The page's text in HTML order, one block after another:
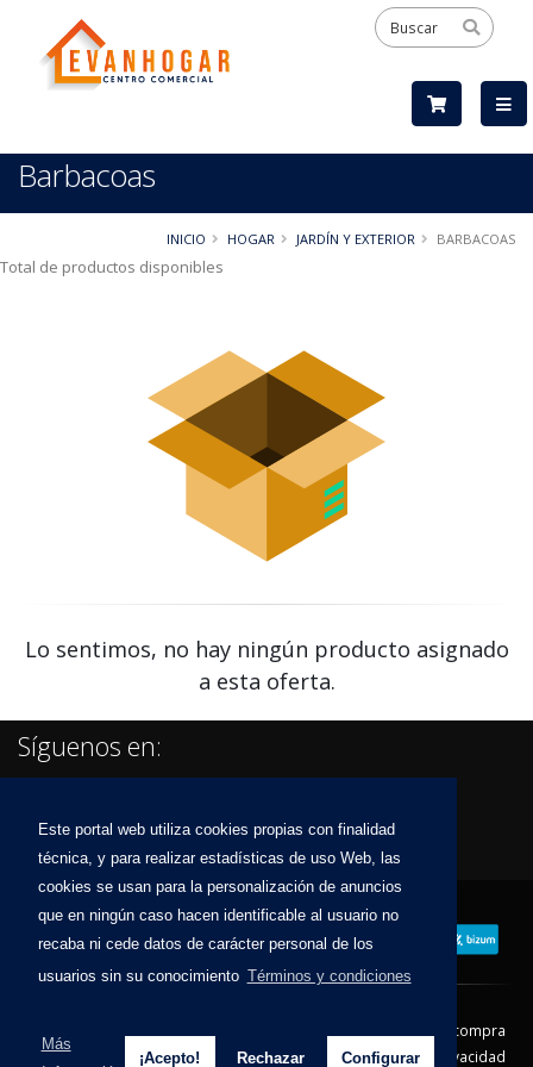
Este portal web utiliza cookies propias con finalidad
técnica, y para realizar estadísticas de uso Web, las
cookies se usan para la personalización de anuncios
que en ningún caso hacen identificable al usuario no
recaba ni cede datos de carácter personal de los
usuarios sin su conocimiento Términos y condiciones
Más
¡Acepto! Rechazar Configurar
Barbacoas
INICIO HOGAR JARDÍN Y EXTERIOR BARBACOAS
Total de productos disponibles
Lo sentimos, no hay ningún producto asignado
a esta oferta.
Síguenos en:
Condiciones de compra
Política de envíos
Política de devolución Política de Privacidad